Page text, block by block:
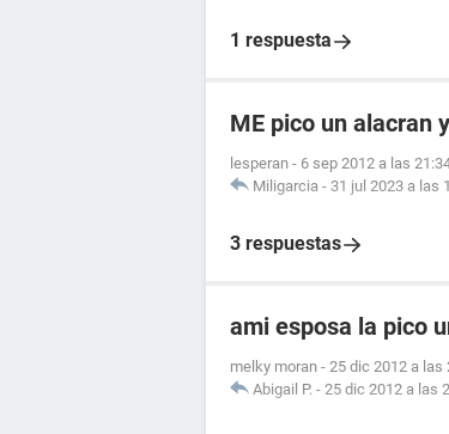
1 respuesta
ME pico un alacran
lesperan - 6 sep 2012 a las
Miligarcia - 31 jul 2023 a las
3 respuestas
ami esposa la pico
melky moran - 25 dic 2012 a las
Abigail P. - 25 dic 2012 a las